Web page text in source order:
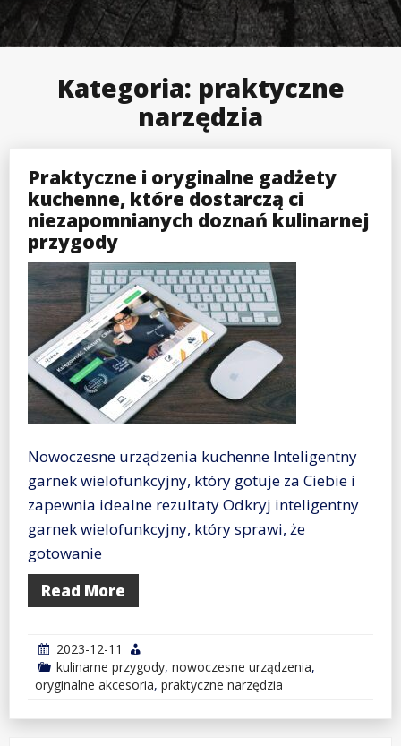
Kategoria: praktyczne
narzędzia
Praktyczne i oryginalne gadżety
kuchenne, które dostarczą ci
niezapomnianych doznań kulinarnej
przygody
Nowoczesne urządzenia kuchenne Inteligentny
garnek wielofunkcyjny, który gotuje za Ciebie i
zapewnia idealne rezultaty Odkryj inteligentny
garnek wielofunkcyjny, który sprawi, że
gotowanie
Read More
2023-12-11
kulinarne przygody, nowoczesne urządzenia,
oryginalne akcesoria, praktyczne narzędzia